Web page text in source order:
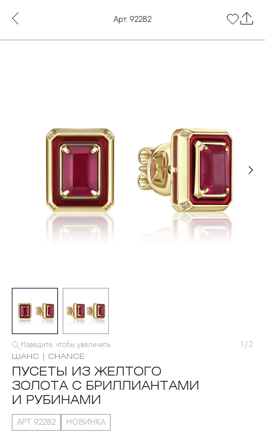
Арт. 92282
Наведите, чтобы увеличить 1 / 2
ШАНС | CHANCE
ПУСЕТЫ ИЗ ЖЕЛТОГО
ЗОЛОТА С БРИЛЛИАНТАМИ
И РУБИНАМИ
АРТ. 92282 НОВИНКА